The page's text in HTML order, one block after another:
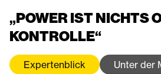
„POWER IST NICHTS
KONTROLLE“
Expertenblick Unter der